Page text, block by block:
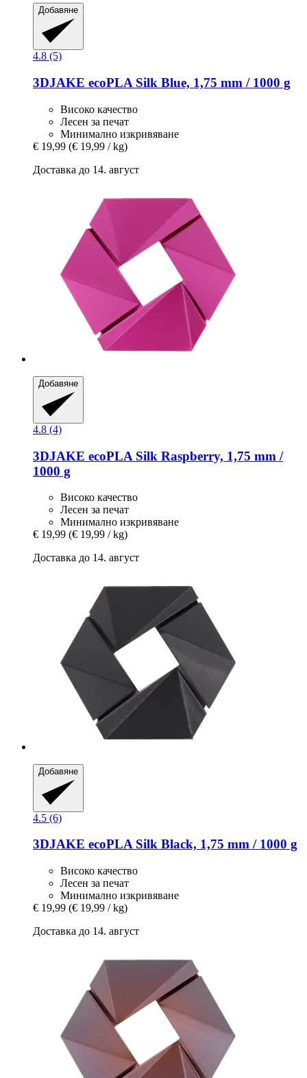
Добавяне
4.8 (5)
3DJAKE ecoPLA Silk Blue, 1,75 mm / 1000 g
Високо качество
Лесен за печат
Минимално изкривяване
€ 19,99 (€ 19,99 / kg)
Доставка до 14. август
Добавяне
4.8 (4)
3DJAKE ecoPLA Silk Raspberry, 1,75 mm /
1000 g
Високо качество
Лесен за печат
Минимално изкривяване
€ 19,99 (€ 19,99 / kg)
Доставка до 14. август
Добавяне
4.5 (6)
3DJAKE ecoPLA Silk Black, 1,75 mm / 1000 g
Високо качество
Лесен за печат
Минимално изкривяване
€ 19,99 (€ 19,99 / kg)
Доставка до 14. август